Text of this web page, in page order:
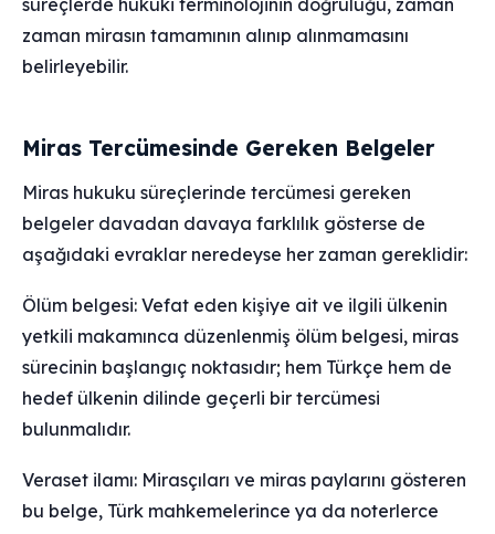
süreçlerde hukuki terminolojinin doğruluğu, zaman
zaman mirasın tamamının alınıp alınmamasını
belirleyebilir.
Miras Tercümesinde Gereken Belgeler
Miras hukuku süreçlerinde tercümesi gereken
belgeler davadan davaya farklılık gösterse de
aşağıdaki evraklar neredeyse her zaman gereklidir:
Ölüm belgesi: Vefat eden kişiye ait ve ilgili ülkenin
yetkili makamınca düzenlenmiş ölüm belgesi, miras
sürecinin başlangıç noktasıdır; hem Türkçe hem de
hedef ülkenin dilinde geçerli bir tercümesi
bulunmalıdır.
Veraset ilamı: Mirasçıları ve miras paylarını gösteren
bu belge, Türk mahkemelerince ya da noterlerce